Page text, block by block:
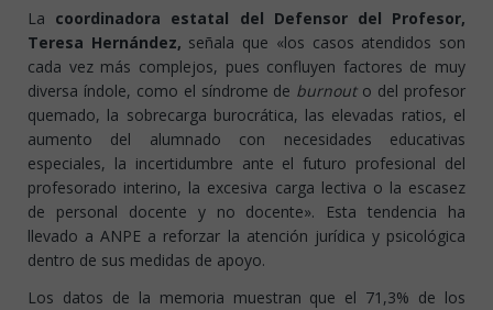
La coordinadora estatal del Defensor del Profesor,
Teresa Hernández, señala que «los casos atendidos son
cada vez más complejos, pues confluyen factores de muy
diversa índole, como el síndrome de burnout o del profesor
quemado, la sobrecarga burocrática, las elevadas ratios, el
aumento del alumnado con necesidades educativas
especiales, la incertidumbre ante el futuro profesional del
profesorado interino, la excesiva carga lectiva o la escasez
de personal docente y no docente». Esta tendencia ha
llevado a ANPE a reforzar la atención jurídica y psicológica
dentro de sus medidas de apoyo.
Los datos de la memoria muestran que el 71,3% de los